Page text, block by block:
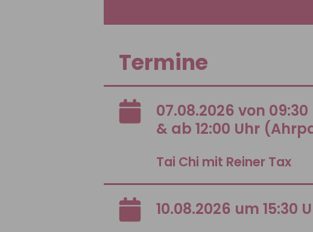
Termine
07.08.2026 von
& ab 12:00 Uhr
Tai Chi mit Reiner Tax
10.08.2026 um 15:30